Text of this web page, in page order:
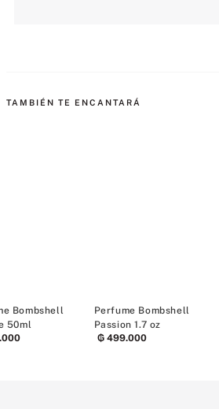
₲ 499.000 ₲ 500
Rebajas EDP 50% menos
Intense 50ml
₲ 669